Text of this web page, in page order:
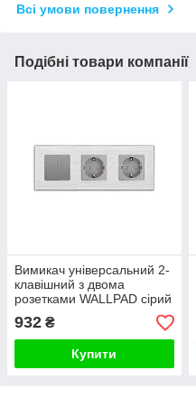
Всі умови повернення
Подібні товари компанії
Вимикач універсальний 2-
клавішний з двома
розетками WALLPAD сірий
алюміній, із заземленням,
захисні шторки
932 ₴
Купити